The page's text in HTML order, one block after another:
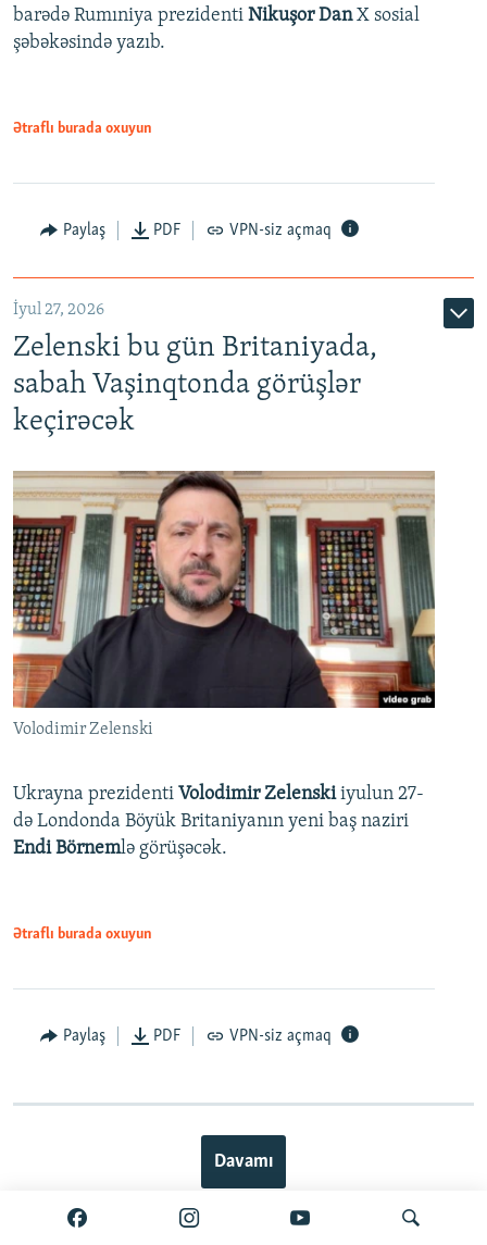
barədə Rumıniya prezidenti Nikuşor DanX sosial
şəbəkəsində yazıb.
Ətraflı burada oxuyun
Paylaş PDF VPN-siz açmaq
İyul 27, 2026
Zelenski bu gün Britaniyada,
sabah Vaşinqtonda görüşlər
keçirəcək
Volodimir Zelenski
Ukrayna prezidenti Volodimir Zelenskiiyulun 27-
də Londonda Böyük Britaniyanın yeni baş naziri
Endi Börnemlə görüşəcək.
Ətraflı burada oxuyun
Paylaş PDF VPN-siz açmaq
Davamı